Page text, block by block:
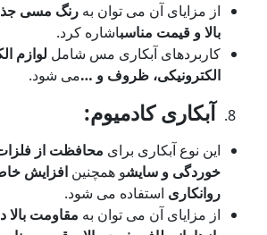
مزایای آن می توان بهرنگ مسی جذاب، شکل
و قیمت مناسباشاره کرد.
آبکاری مس شامللوازم
ظروف و …می شود.
آبکاری کادمیوم:
نوع آبکاری برایمحافظت از فلزات در برابر
و سایشو همچنینافزایش خاصیت
استفاده می شود.
مزایای آن می توان بهمقاومت بالا در برابر